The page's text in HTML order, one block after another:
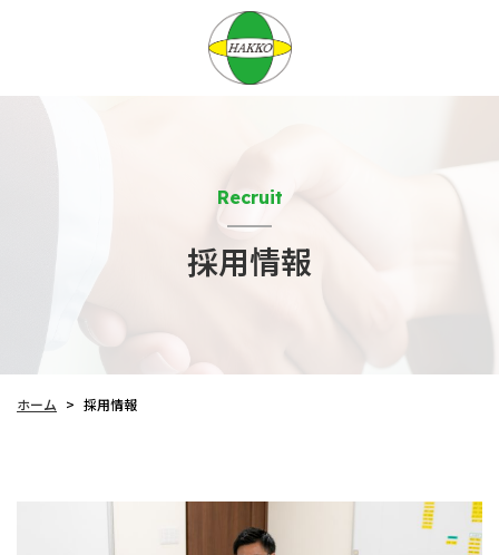
Recruit
採用情報
ホーム > 採用情報